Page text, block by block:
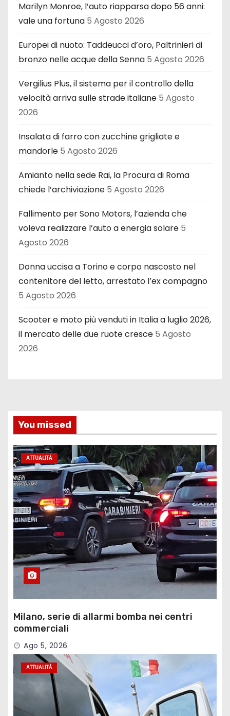
Marilyn Monroe, l’auto riapparsa dopo 56 anni:
vale una fortuna 5 Agosto 2026
Europei di nuoto: Taddeucci d’oro, Paltrinieri di
bronzo nelle acque della Senna 5 Agosto 2026
Vergilius Plus, il sistema per il controllo della
velocità arriva sulle strade italiane 5 Agosto
2026
Insalata di farro con zucchine grigliate e
mandorle 5 Agosto 2026
Amianto nella sede Rai, la Procura di Roma
chiede l’archiviazione 5 Agosto 2026
Fallimento per Sono Motors, l’azienda che
voleva realizzare l’auto a energia solare 5
Agosto 2026
Donna uccisa a Torino e corpo nascosto nel
contenitore del letto, arrestato l’ex compagno
5 Agosto 2026
Scooter e moto più venduti in Italia a luglio 2026,
il mercato delle due ruote cresce 5 Agosto
2026
You missed
ATTUALITÀ
Milano, serie di allarmi bomba nei centri
commerciali
Ago 5, 2026
ATTUALITÀ